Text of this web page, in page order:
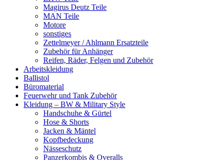
Magirus Deutz Teile
MAN Teile
Motore
sonstiges
Zettelmeyer / Ahlmann Ersatzteile
Zubehör für Anhänger
Reifen, Räder, Felgen und Zubehör
Arbeitskleidung
Ballistol
Büromaterial
Feuerwehr und Tank Zubehör
Kleidung – BW & Military Style
Handschuhe & Gürtel
Hose & Shorts
Jacken & Mäntel
Kopfbedeckung
Nässeschutz
Panzerkombis & Overalls